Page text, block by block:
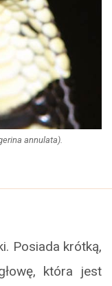
annulata).
Posiada krótką,
która jest